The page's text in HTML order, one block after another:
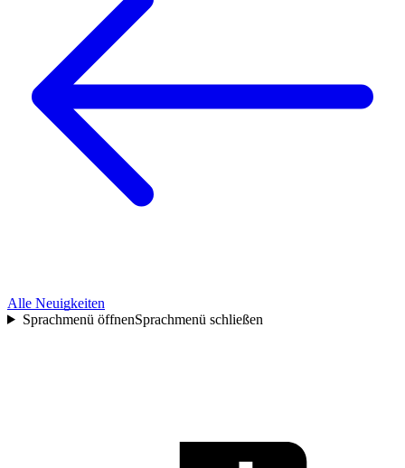
Alle Neuigkeiten
Sprachmenü öffnenSprachmenü schließen